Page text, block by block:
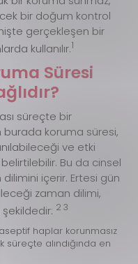
bir doğum kontrol
gerçekleşen bir
kullanılır.1
Süresi
süreçte bir
burada koruma süresi,
ve etki
Bu da cinsel
içerir. Ertesi gün
zaman dilimi,
2 3
haplar korunmasız
alındığında en